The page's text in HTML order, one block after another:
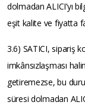
dolmadan ALICI’yı
eşit kalite ve fiyatta
3.6) SATICI, sipariş
imkânsızlaşması
getiremezse, bu
süresi dolmadan